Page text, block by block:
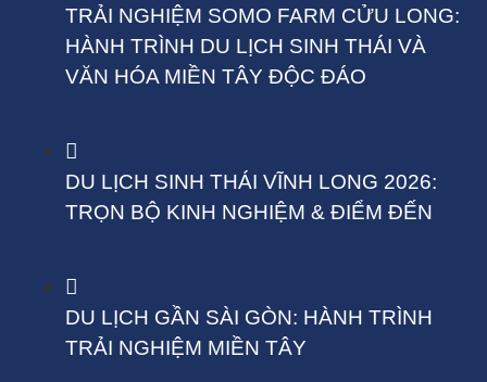
TRẢI NGHIỆM SOMO FARM CỬU LONG:
HÀNH TRÌNH DU LỊCH SINH THÁI VÀ
VĂN HÓA MIỀN TÂY ĐỘC ĐÁO
DU LỊCH SINH THÁI VĨNH LONG 2026:
TRỌN BỘ KINH NGHIỆM & ĐIỂM ĐẾN
DU LỊCH GẦN SÀI GÒN: HÀNH TRÌNH
TRẢI NGHIỆM MIỀN TÂY